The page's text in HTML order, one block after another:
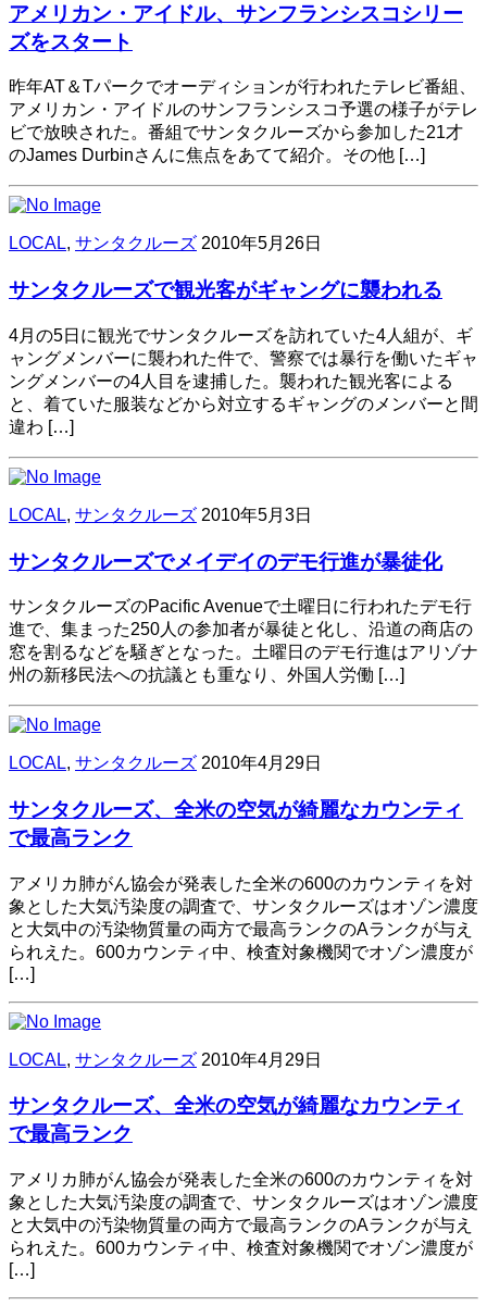
アメリカン・アイドル、サンフランシスコシリー
ズをスタート
昨年AT＆Tパークでオーディションが行われたテレビ番組、
アメリカン・アイドルのサンフランシスコ予選の様子がテレ
ビで放映された。番組でサンタクルーズから参加した21才
のJames Durbinさんに焦点をあてて紹介。その他 […]
LOCAL, サンタクルーズ 2010年5月26日
サンタクルーズで観光客がギャングに襲われる
4月の5日に観光でサンタクルーズを訪れていた4人組が、ギ
ャングメンバーに襲われた件で、警察では暴行を働いたギャ
ングメンバーの4人目を逮捕した。襲われた観光客による
と、着ていた服装などから対立するギャングのメンバーと間
違わ […]
LOCAL, サンタクルーズ 2010年5月3日
サンタクルーズでメイデイのデモ行進が暴徒化
サンタクルーズのPacific Avenueで土曜日に行われたデモ行
進で、集まった250人の参加者が暴徒と化し、沿道の商店の
窓を割るなどを騒ぎとなった。土曜日のデモ行進はアリゾナ
州の新移民法への抗議とも重なり、外国人労働 […]
LOCAL, サンタクルーズ 2010年4月29日
サンタクルーズ、全米の空気が綺麗なカウンティ
で最高ランク
アメリカ肺がん協会が発表した全米の600のカウンティを対
象とした大気汚染度の調査で、サンタクルーズはオゾン濃度
と大気中の汚染物質量の両方で最高ランクのAランクが与え
られえた。600カウンティ中、検査対象機関でオゾン濃度が
[…]
LOCAL, サンタクルーズ 2010年4月29日
サンタクルーズ、全米の空気が綺麗なカウンティ
で最高ランク
アメリカ肺がん協会が発表した全米の600のカウンティを対
象とした大気汚染度の調査で、サンタクルーズはオゾン濃度
と大気中の汚染物質量の両方で最高ランクのAランクが与え
られえた。600カウンティ中、検査対象機関でオゾン濃度が
[…]